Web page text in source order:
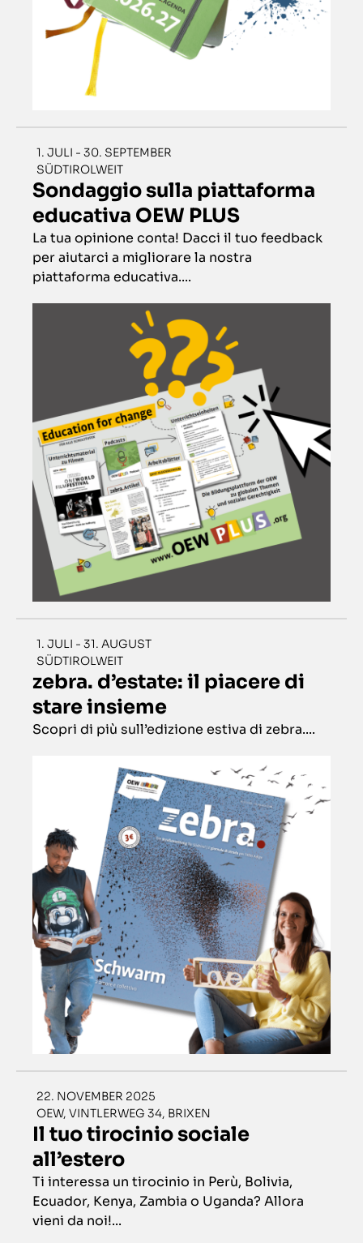
1. JULI - 30. SEPTEMBER
SÜDTIROLWEIT
Sondaggio sulla piattaforma
educativa OEW PLUS
La tua opinione conta! Dacci il tuo feedback
per aiutarci a migliorare la nostra
piattaforma educativa....
1. JULI - 31. AUGUST
SÜDTIROLWEIT
zebra. d’estate: il piacere di
stare insieme
Scopri di più sull’edizione estiva di zebra....
22. NOVEMBER 2025
OEW, VINTLERWEG 34, BRIXEN
Il tuo tirocinio sociale
all’estero
Ti interessa un tirocinio in Perù, Bolivia,
Ecuador, Kenya, Zambia o Uganda? Allora
vieni da noi!...